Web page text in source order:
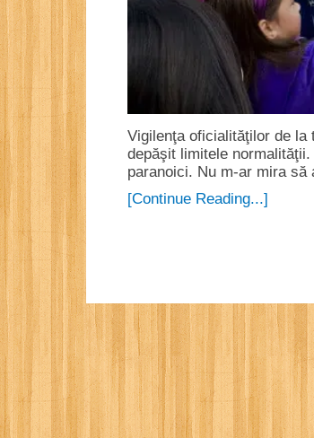
Vigilenţa oficialităţilor de la
depăşit limitele
paranoici. Nu m-ar mira
[Continue Reading...]